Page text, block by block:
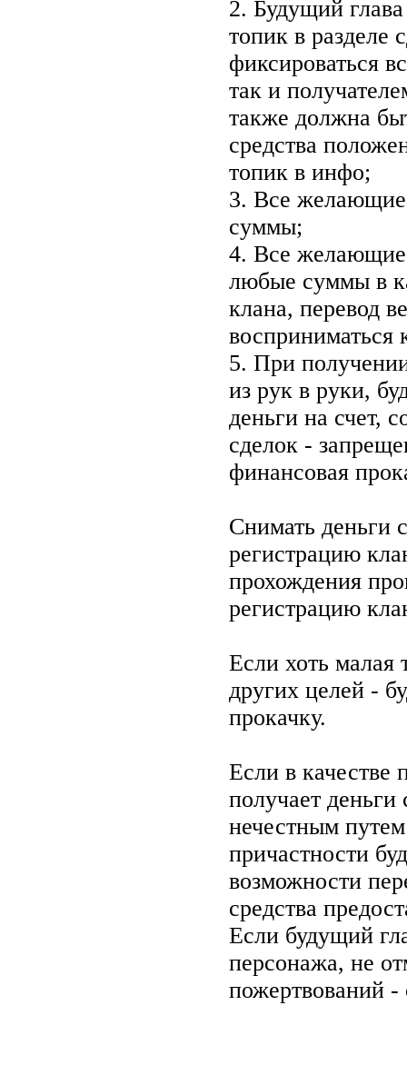
2. Будущий
топик в разделе
фиксироваться
так и
также должна
средства
топик в инфо;
3. Все желающие
суммы;
4. Все желающие
любые суммы в
клана, перевод
восприниматься
5. При
из рук в руки,
деньги на счет,
сделок -
финансовая
Снимать деньги
регистрацию
прохождения
регистрацию
Если хоть малая
других целей -
прокачку.
Если в качестве
получает
нечестным
причастности
возможности
средства
Если будущий
персонажа, не
пожертвований -